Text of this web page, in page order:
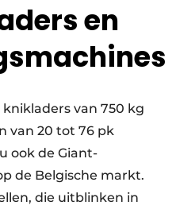
en
van 750 kg
van 20 tot 76 pk
ook de Giant-
de Belgische markt.
die uitblinken in